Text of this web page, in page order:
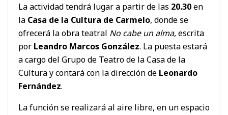
La actividad tendrá lugar a partir de las 20.30en
la Casa de la Cultura de Carmelo, donde se
ofrecerá la obra teatral No cabe un alma, escrita
por Leandro Marcos González. La puesta estará
a cargo del Grupo de Teatro de la Casa de la
Cultura y contará con la dirección de Leonardo
Fernández.
La función se realizará al aire libre, en un espacio